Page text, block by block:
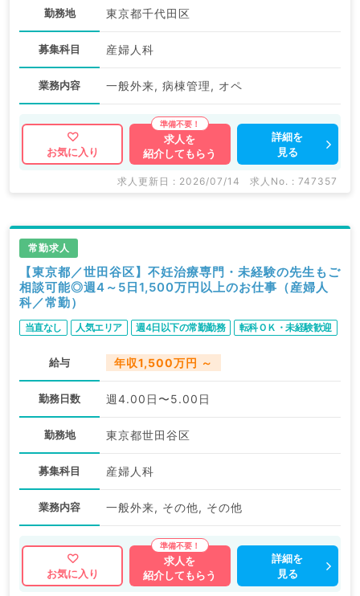
勤務地 東京都千代田区
募集科目 産婦人科
業務内容 一般外来, 病棟管理, オペ
お気に入り
求人を
紹介してもらう
詳細を
見る
求人更新日 : 2026/07/14 求人No. : 747357
常勤求人
【東京都／世田谷区】不妊治療専門・未経験の先生もご
相談可能◎週4～5日1,500万円以上のお仕事（産婦人
科／常勤）
当直なし 人気エリア 週4日以下の常勤勤務 転科ＯＫ・未経験歓迎
給与 年収1,500万円 ～
勤務日数 週4.00日〜5.00日
勤務地 東京都世田谷区
募集科目 産婦人科
業務内容 一般外来, その他, その他
お気に入り
求人を
紹介してもらう
詳細を
見る